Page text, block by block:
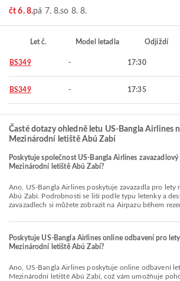
čt 6. 8.pá 7. 8.so 8. 8.
Let č. Model letadla Odjíždí
BS349 - 17:30
BS349 - 17:35
Časté dotazy ohledně letu US-Bangla Airlines
Mezinárodní letiště Abú Zabí
Poskytuje společnost US-Bangla Airlines
Mezinárodní letiště Abú Zabí?
Ano, US-Bangla Airlines poskytuje zavazadla pro lety na Mezinárodní letiště
Abú Zabí. Podrobnosti se liší podle typu letenky a
zavazadlech si můžete zobrazit na Airpazu během
Poskytuje US-Bangla Airlines online odbavení pro
Mezinárodní letiště Abú Zabí?
Ano, US-Bangla Airlines poskytuje online odbavení letů na letiště
Mezinárodní letiště Abú Zabí, což vám umožňuje